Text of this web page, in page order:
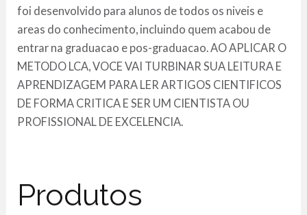
foi desenvolvido para alunos de todos os niveis e
areas do conhecimento, incluindo quem acabou de
entrar na graduacao e pos-graduacao. AO APLICAR O
METODO LCA, VOCE VAI TURBINAR SUA LEITURA E
APRENDIZAGEM PARA LER ARTIGOS CIENTIFICOS
DE FORMA CRITICA E SER UM CIENTISTA OU
PROFISSIONAL DE EXCELENCIA.
Produtos